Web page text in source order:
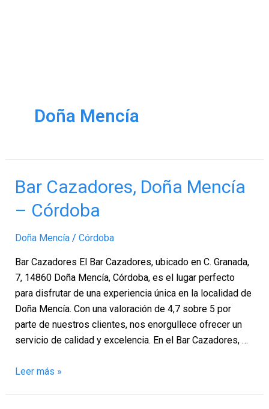
Doña Mencía
Bar Cazadores, Doña Mencía
– Córdoba
Doña Mencía/ Córdoba
Bar Cazadores El Bar Cazadores, ubicado en C. Granada,
7, 14860 Doña Mencía, Córdoba, es el lugar perfecto
para disfrutar de una experiencia única en la localidad de
Doña Mencía. Con una valoración de 4,7 sobre 5 por
parte de nuestros clientes, nos enorgullece ofrecer un
servicio de calidad y excelencia. En el Bar Cazadores, …
Bar
Cazadores,
Doña
–
Córdoba
Leer más »